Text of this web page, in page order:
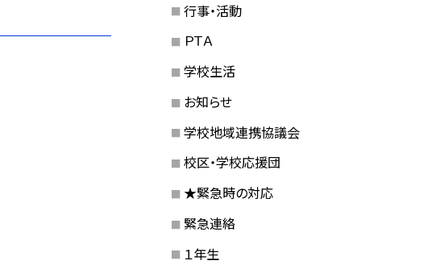
行事・活動
ＰＴＡ
学校生活
お知らせ
学校地域連携協議会
校区・学校応援団
★緊急時の対応
緊急連絡
１年生